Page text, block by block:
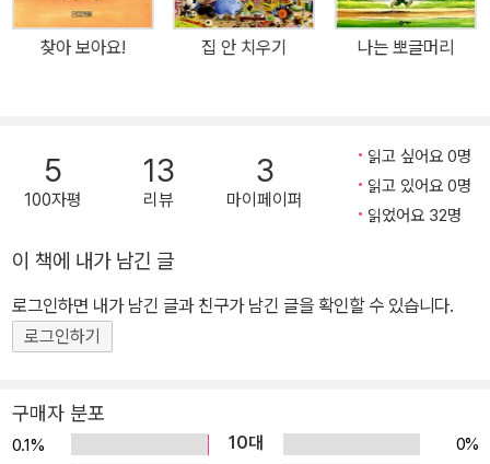
찾아 보아요! 집 안 치우기 나는 뽀글머리
5
100자평
13
리뷰
3
마이페이퍼
읽고 싶어요 0명
읽고 있어요 0명
읽었어요 32명
이 책에 내가 남긴 글
로그인하면 내가 남긴 글과 친구가 남긴 글을 확인할 수 있습니다.
로그인하기
구매자 분포
0.1% 10대
0%